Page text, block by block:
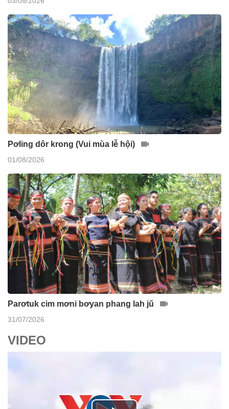
Pơling dôr krong (Vui mùa lễ hội)
01/08/2026
Parơtuk cim mơni bơyan phang lah jŭ
31/07/2026
VIDEO